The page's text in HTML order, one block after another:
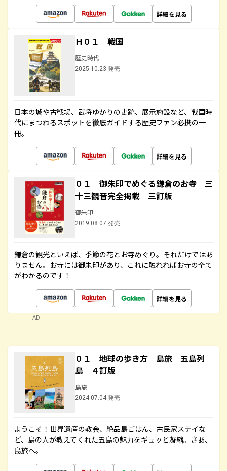
詳細を見る
Ｈ０１ 戦国
歴史時代
2025.10.23 発売
日本の城や古戦場、武将ゆかりの史跡、展示施設など、戦国時
代にまつわるスポットを徹底ガイドする歴史ファン必携の一
冊。
詳細を見る
０１ 御朱印でめぐる鎌倉のお寺 三
十三観音完全掲載 三訂版
御朱印
2019.08.07 発売
鎌倉の観光といえば、季節の花とお寺めぐり。それだけではあ
りません。お寺には御朱印があり、これに触れればお寺の全て
がわかるのです！
詳細を見る
AD
０１ 地球の歩き方 島旅 五島列
島 ４訂版
島旅
2024.07.04 発売
ようこそ！世界遺産の教会、絶品島ごはん、古民家ステイな
ど、島の人が教えてくれた五島の魅力をギュッと凝縮。さあ、
島旅へ。